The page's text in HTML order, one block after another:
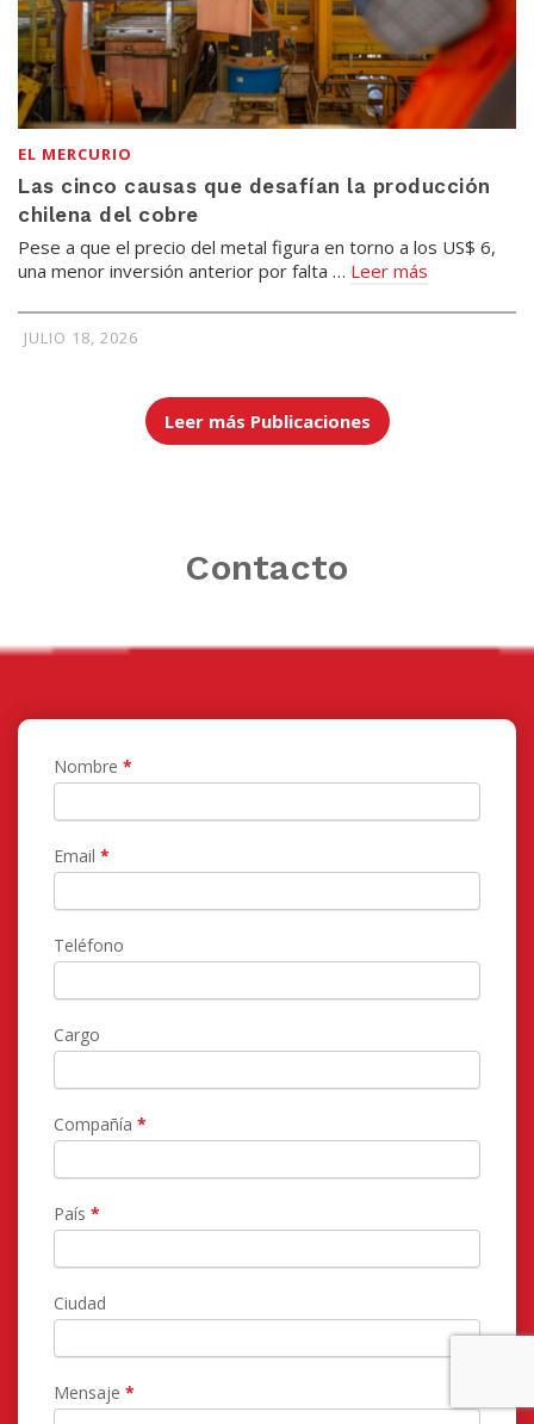
EL MERCURIO
Las cinco causas que desafían la producción
chilena del cobre
Pese a que el precio del metal figura en torno a los US$ 6,
una menor inversión anterior por falta … Leer más
JULIO 18, 2026
Leer más Publicaciones
Contacto
Contacto
Nombre *
Email *
Teléfono
Cargo
Compañía *
País *
Ciudad
Mensaje *